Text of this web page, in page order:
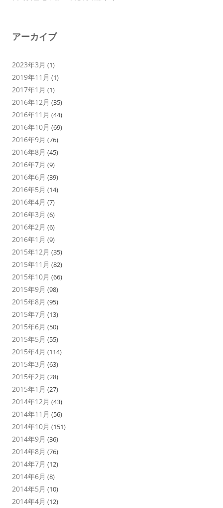
アーカイブ
2023年3月 (1)
2019年11月 (1)
2017年1月 (1)
2016年12月 (35)
2016年11月 (44)
2016年10月 (69)
2016年9月 (76)
2016年8月 (45)
2016年7月 (9)
2016年6月 (39)
2016年5月 (14)
2016年4月 (7)
2016年3月 (6)
2016年2月 (6)
2016年1月 (9)
2015年12月 (35)
2015年11月 (82)
2015年10月 (66)
2015年9月 (98)
2015年8月 (95)
2015年7月 (13)
2015年6月 (50)
2015年5月 (55)
2015年4月 (114)
2015年3月 (63)
2015年2月 (28)
2015年1月 (27)
2014年12月 (43)
2014年11月 (56)
2014年10月 (151)
2014年9月 (36)
2014年8月 (76)
2014年7月 (12)
2014年6月 (8)
2014年5月 (10)
2014年4月 (12)